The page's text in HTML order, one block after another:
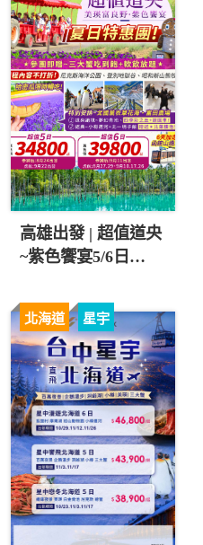
高雄出發 | 超值道央
~紫色饗宴5/6日
北海道 星宇